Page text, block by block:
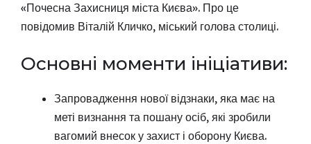
«Почесна Захисниця міста Києва». Про це
повідомив Віталій Кличко, міський голова столиці.
Основні моменти ініціативи:
Запровадження нової відзнаки, яка має на
меті визнання та пошану осіб, які зробили
вагомий внесок у захист і оборону Києва.